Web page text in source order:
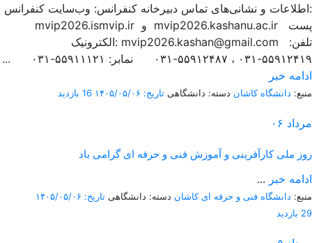
اطلاعات و نشانی‌های تماس دبیرخانه کنفرانس: وب‌سایت کنفرانس:
mvip2026.ismvip.ir و mvip2026.kashanu.ac.ir پست
الکترونیک: mvip2026.kashan@gmail.com تلفن:
۵۵۹۱۲۴۱۹-۰۳۱ ، ۵۵۹۱۲۴۸۷-۰۳۱ نمابر: ۵۵۹۱۱۱۲۱-۰۳۱ ...
ادامه خبر
منبع: دانشگاه کاشان دسته: دانشگاهی تاریخ: ۱۴۰۵/۰۵/۰۶ 16 بازدید
۰۶ مرداد
روز ملی کارآفرینی و آموزش فنی و حرفه ای گرامی باد
... ادامه خبر
منبع: دانشگاه فنی و حرفه ای کاشان دسته: دانشگاهی تاریخ: ۱۴۰۵/۰۵/۰۶
29 بازدید